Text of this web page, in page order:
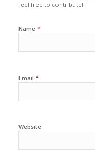
Feel free to contribute!
Name *
Email *
Website